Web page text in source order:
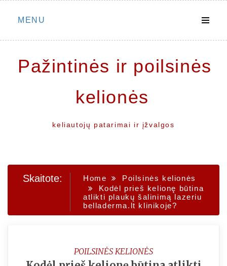
Skip
MENU
Pažintinės ir poilsinės
kelionės
keliautojų patarimai ir įžvalgos
Skaitote: Home
Poilsinės kelionės
Kodėl prieš kelionę būtina
atlikti plaukų šalinimą lazeriu
belladerma.lt klinikoje?
POILSINĖS KELIONĖS